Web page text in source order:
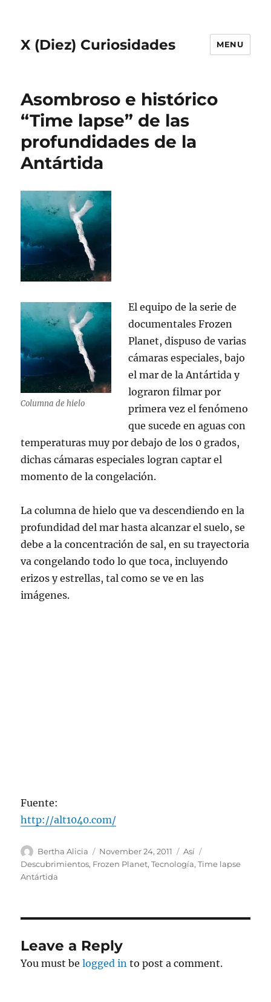
X (Diez) Curiosidades MENU
Asombroso e histórico
“Time lapse” de las
profundidades de la
Antártida
Columna de hielo
El equipo de la serie de
documentales Frozen
Planet, dispuso de varias
cámaras especiales, bajo
el mar de la Antártida y
lograron filmar por
primera vez el fenómeno
que sucede en aguas con
temperaturas muy por debajo de los 0 grados,
dichas cámaras especiales logran captar el
momento de la congelación.
La columna de hielo que va descendiendo en la
profundidad del mar hasta alcanzar el suelo, se
debe a la concentración de sal, en su trayectoria
va congelando todo lo que toca, incluyendo
erizos y estrellas, tal como se ve en las
imágenes.
Fuente:
http://alt1040.com/
Author
Bertha Alicia
Posted
on
November 24, 2011 Categories
Así
Descubrimientos, Frozen Planet,Tecnología,Time lapse
Antártida
Leave a Reply
You must belogged in to post a comment.